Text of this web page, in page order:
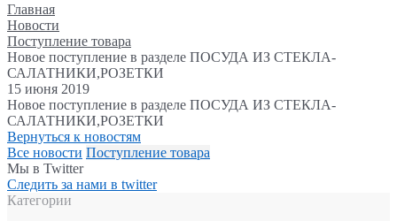
Главная
Новости
Поступление товара
Новое поступление в разделе ПОСУДА ИЗ СТЕКЛА-
САЛАТНИКИ,РОЗЕТКИ
15 июня 2019
Новое поступление в разделе ПОСУДА ИЗ СТЕКЛА-
САЛАТНИКИ,РОЗЕТКИ
Вернуться к новостям
Все новости Поступление товара
Мы в Twitter
Следить за нами в twitter
Категории